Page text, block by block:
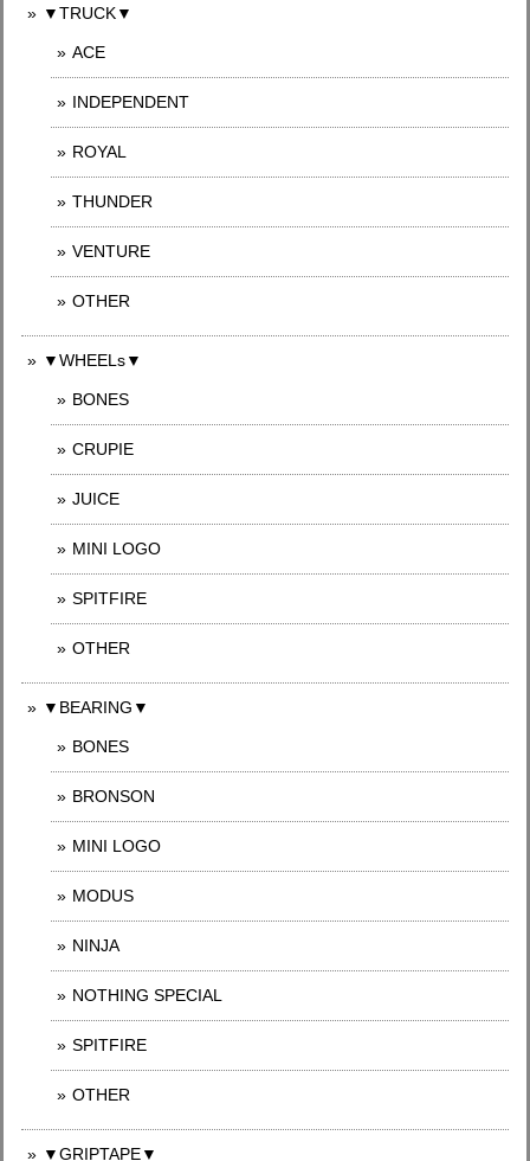
▼TRUCK▼
ACE
INDEPENDENT
ROYAL
THUNDER
VENTURE
OTHER
▼WHEELs▼
BONES
CRUPIE
JUICE
MINI LOGO
SPITFIRE
OTHER
▼BEARING▼
BONES
BRONSON
MINI LOGO
MODUS
NINJA
NOTHING SPECIAL
SPITFIRE
OTHER
▼GRIPTAPE▼